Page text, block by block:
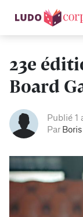
23e
Board
Publié 1
Par